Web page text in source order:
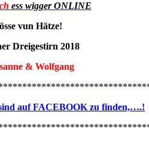
ess wigger ONLINE
vun Hätze!
Dreigestirn 2018
& Wolfgang
auf FACEBOOK zu finden,….!